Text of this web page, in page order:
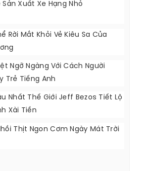
Xuất Xe Hạng Nhỏ
Rời Mắt Khỏi Vẻ Kiêu Sa Của
Ngỡ Ngàng Với Cách Người
Trẻ Tiếng Anh
Nhất Thế Giới Jeff Bezos Tiết Lộ
Xài Tiền
Thịt Ngon Cơm Ngày Mát Trời